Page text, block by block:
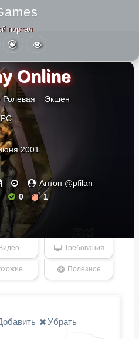
портал
Online
Ролевая Экшен
PC
2001
Антон @pfilan
0 1
Видео Требования
Полезное
Убрать